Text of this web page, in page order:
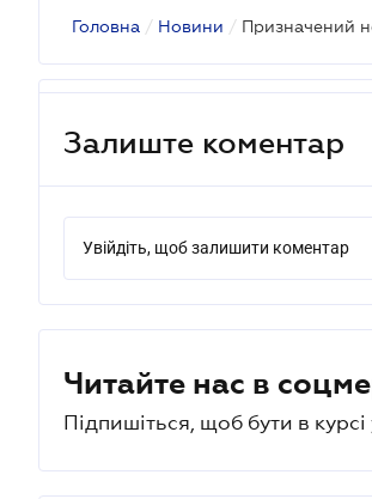
Головна / Новини / Призначений
Залиште коментар
Увійдіть, щоб залишити коментар
Читайте нас в
Підпишіться, щоб бути в курсі